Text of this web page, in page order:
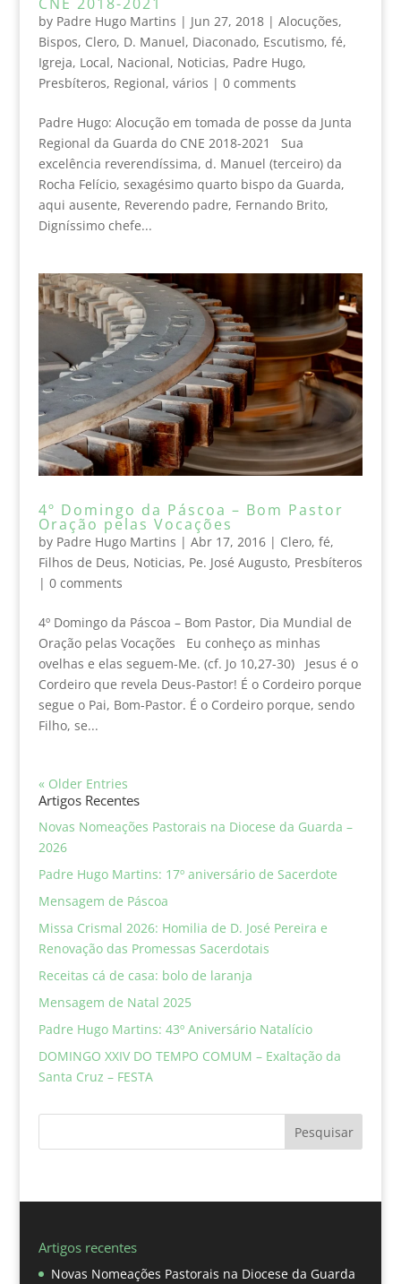
by Padre Hugo Martins | Jun 27, 2018| Alocuções,
Bispos, Clero, D. Manuel, Diaconado, Escutismo, fé,
Igreja, Local, Nacional, Noticias, Padre Hugo,
Presbíteros, Regional, vários | 0 comments
Padre Hugo: Alocução em tomada de posse da Junta
Regional da Guarda do CNE 2018-2021 Sua
excelência reverendíssima, d. Manuel (terceiro) da
Rocha Felício, sexagésimo quarto bispo da Guarda,
aqui ausente, Reverendo padre, Fernando Brito,
Digníssimo chefe...
4º Domingo da Páscoa – Bom Pastor
Oração pelas Vocações
by Padre Hugo Martins | Abr 17, 2016| Clero, fé,
Filhos de Deus, Noticias, Pe. José Augusto, Presbíteros
| 0 comments
4º Domingo da Páscoa – Bom Pastor, Dia Mundial de
Oração pelas Vocações Eu conheço as minhas
ovelhas e elas seguem-Me. (cf. Jo 10,27-30) Jesus é o
Cordeiro que revela Deus-Pastor! É o Cordeiro porque
segue o Pai, Bom-Pastor. É o Cordeiro porque, sendo
Filho, se...
« Older Entries
Artigos Recentes
Novas Nomeações Pastorais na Diocese da Guarda –
2026
Padre Hugo Martins: 17º aniversário de Sacerdote
Mensagem de Páscoa
Missa Crismal 2026: Homilia de D. José Pereira e
Renovação das Promessas Sacerdotais
Receitas cá de casa: bolo de laranja
Mensagem de Natal 2025
Padre Hugo Martins: 43º Aniversário Natalício
DOMINGO XXIV DO TEMPO COMUM – Exaltação da
Santa Cruz – FESTA
Pesquisar
Artigos recentes
Novas Nomeações Pastorais na Diocese da Guarda